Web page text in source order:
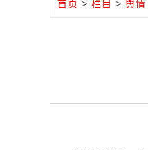
首页 > 栏目 > 舆情